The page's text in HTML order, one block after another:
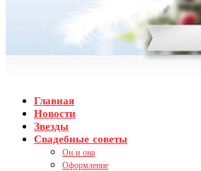
Главная
Новости
Звезды
Свадебные советы
Он и она
Оформление